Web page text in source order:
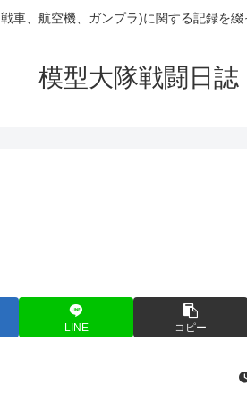
車、航空機、ガンプラ)に関する記録を綴
模型大隊戦闘日誌
LINE コピー